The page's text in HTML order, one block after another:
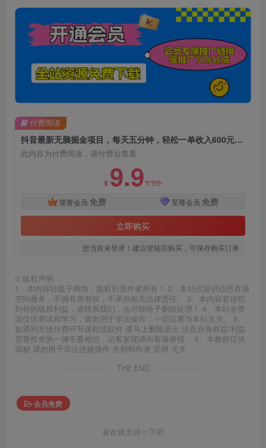
抖音最新无脑掘金项目，每天五分钟，轻松一单收入600元【揭秘】
此内容为付费阅读，请付费后查看
¥ 9.9¥99
荣誉会员 免费 至尊会员 免费
立即购买
您当前未登录！建议登陆后购买，可保存购买订单
付费阅读
© 版权声明
1、本内容转载于网络，版权归原作者所有！ 2、本站仅提供信息存储
空间服务，不拥有所有权，不承担相关法律责任。 3、本内容若侵犯
到你的版权利益，请联系我们，会尽快给予删除处理！ 4、本站全资
源仅供测试和学习，请勿用于非法操作，一切后果与本站无关。 5、
如遇到充值付费环节课程或软件 请马上删除退出 涉及自身权益/利益
需要投资的一律不要相信，访客发现请向客服举报。 6、本教程仅供
揭秘 请勿用于非法违规操作 否则和作者 官网 无关
THE END
会员免费
喜欢就支持一下吧